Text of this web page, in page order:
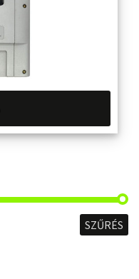
SZŰRÉS